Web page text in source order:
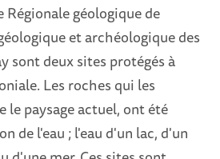
Régionale géologique de
et archéologique des
sont deux sites protégés à
Les roches qui les
le paysage actuel, ont été
de l'eau ; l'eau d'un lac, d'un